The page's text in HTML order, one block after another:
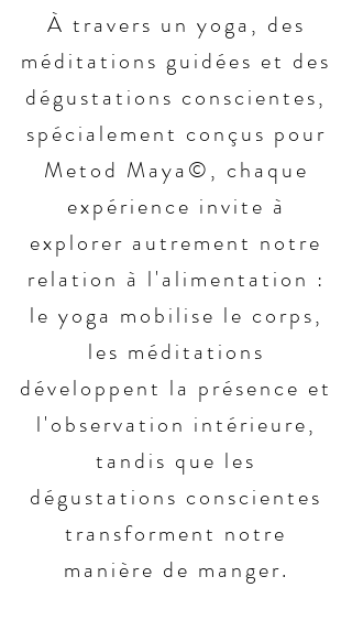
À travers un yoga, des
méditations guidées et des
dégustations conscientes,
spécialement conçus pour
Metod Maya©, chaque
expérience invite à
explorer autrement notre
relation à l'alimentation :
le yoga mobilise le corps,
les méditations
développent la présence et
l'observation intérieure,
tandis que les
dégustations conscientes
transforment notre
manière de manger.